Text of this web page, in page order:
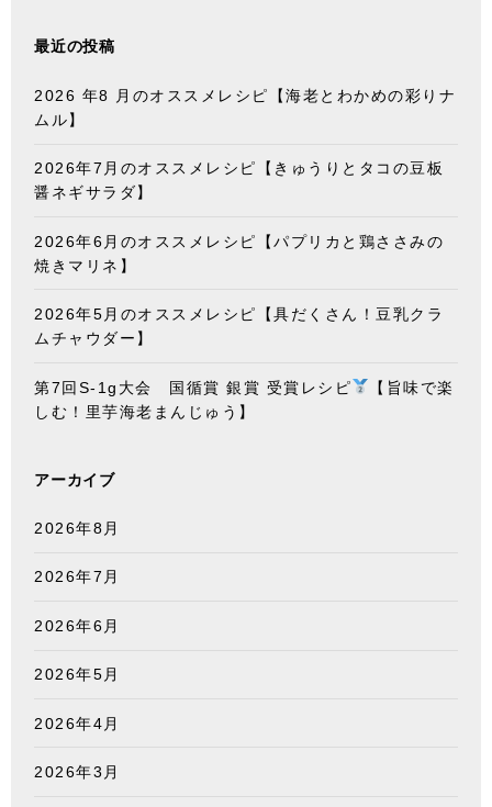
最近の投稿
2026 年8 月のオススメレシピ【海老とわかめの彩りナ
ムル】
2026年7月のオススメレシピ【きゅうりとタコの豆板
醤ネギサラダ】
2026年6月のオススメレシピ【パプリカと鶏ささみの
焼きマリネ】
2026年5月のオススメレシピ【具だくさん！豆乳クラ
ムチャウダー】
第7回S-1g大会 国循賞 銀賞 受賞レシピ
【旨味で楽
しむ！里芋海老まんじゅう】
アーカイブ
2026年8月
2026年7月
2026年6月
2026年5月
2026年4月
2026年3月